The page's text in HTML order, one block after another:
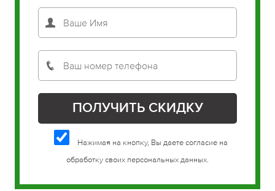
Нажимая на кнопку, Вы даете согласие на
обработку своих персональных данных.